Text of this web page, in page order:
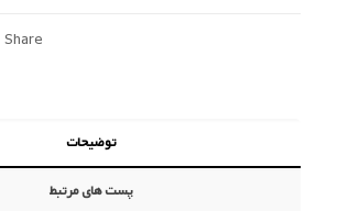
Share
توضیحات
پست های مرتبط